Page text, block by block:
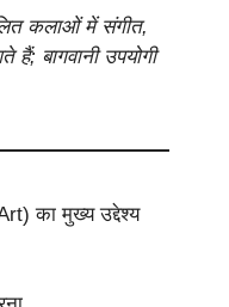
कलाओं में संगीत,
बागवानी उपयोगी
का मुख्य उद्देश्य